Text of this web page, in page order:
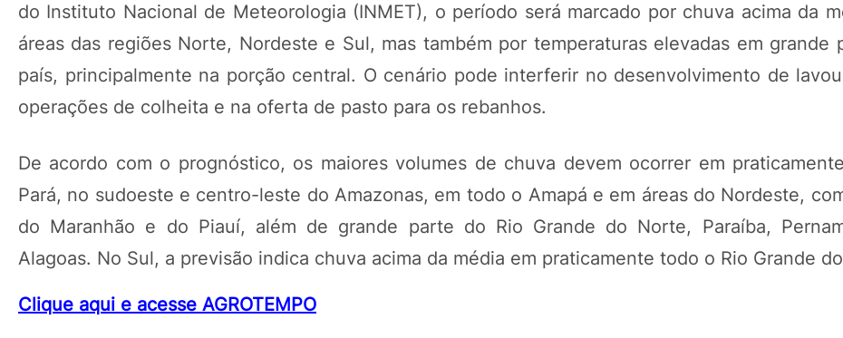
do Instituto Nacional de Meteorologia (INMET), o período será marcado por chuva acima da
áreas das regiões Norte, Nordeste e Sul, mas também por temperaturas elevadas em grande
país, principalmente na porção central. O cenário pode interferir no desenvolvimento de
operações de colheita e na oferta de pasto para os rebanhos.
De acordo com o prognóstico, os maiores volumes de chuva devem ocorrer em
Pará, no sudoeste e centro-leste do Amazonas, em todo o Amapá e em áreas do Nordeste,
do Maranhão e do Piauí, além de grande parte do Rio Grande do Norte, Paraíba,
Alagoas. No Sul, a previsão indica chuva acima da média em praticamente todo o Rio Grande
Clique aqui e acesse AGROTEMPO
COMPRAR